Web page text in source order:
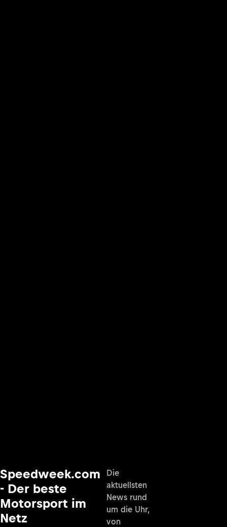
Speedweek.com
- Der beste
Motorsport im
Netz
Die
aktuellsten
News rund
um die Uhr,
von